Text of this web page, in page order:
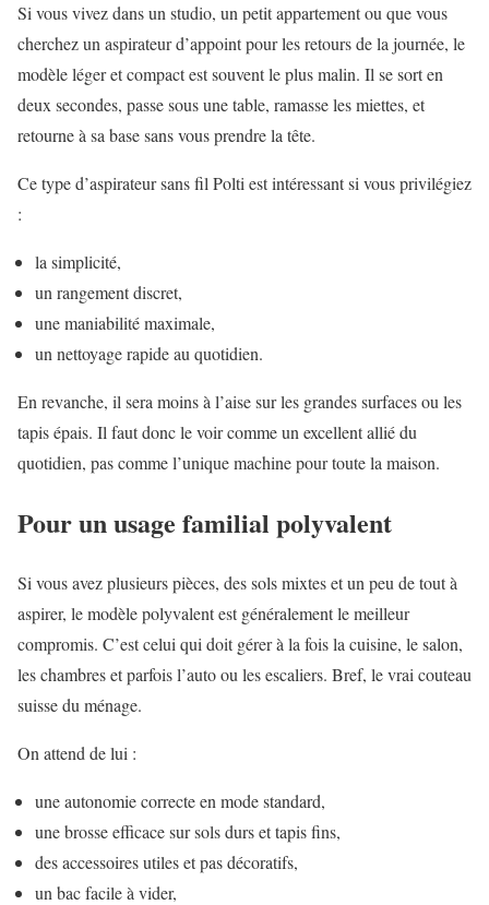
Si vous vivez dans un studio, un petit appartement ou que vous
cherchez un aspirateur d’appoint pour les retours de la journée, le
modèle léger et compact est souvent le plus malin. Il se sort en
deux secondes, passe sous une table, ramasse les miettes, et
retourne à sa base sans vous prendre la tête.
Ce type d’aspirateur sans fil Polti est intéressant si vous privilégiez
:
la simplicité,
un rangement discret,
une maniabilité maximale,
un nettoyage rapide au quotidien.
En revanche, il sera moins à l’aise sur les grandes surfaces ou les
tapis épais. Il faut donc le voir comme un excellent allié du
quotidien, pas comme l’unique machine pour toute la maison.
Pour un usage familial polyvalent
Si vous avez plusieurs pièces, des sols mixtes et un peu de tout à
aspirer, le modèle polyvalent est généralement le meilleur
compromis. C’est celui qui doit gérer à la fois la cuisine, le salon,
les chambres et parfois l’auto ou les escaliers. Bref, le vrai couteau
suisse du ménage.
On attend de lui :
une autonomie correcte en mode standard,
une brosse efficace sur sols durs et tapis fins,
des accessoires utiles et pas décoratifs,
un bac facile à vider,